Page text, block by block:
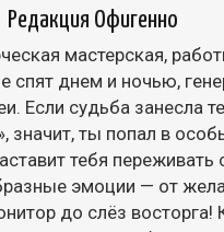
Редакция Офигенно
мастерская,
спят днем и ночью,
Если судьба занесла
значит, ты попал в
тебя
эмоции — от
до слёз восторга!